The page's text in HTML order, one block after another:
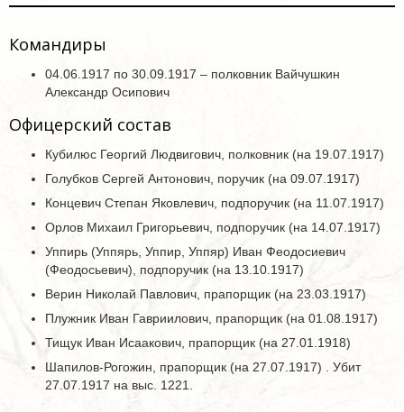
Командиры
04.06.1917 по 30.09.1917 – полковник Вайчушкин
Александр Осипович
Офицерский состав
Кубилюс Георгий Людвигович, полковник (на 19.07.1917)
Голубков Сергей Антонович, поручик (на 09.07.1917)
Концевич Степан Яковлевич, подпоручик (на 11.07.1917)
Орлов Михаил Григорьевич, подпоручик (на 14.07.1917)
Уппирь (Уппярь, Уппир, Уппяр) Иван Феодосиевич
(Феодосьевич), подпоручик (на 13.10.1917)
Верин Николай Павлович, прапорщик (на 23.03.1917)
Плужник Иван Гавриилович, прапорщик (на 01.08.1917)
Тищук Иван Исаакович, прапорщик (на 27.01.1918)
Шапилов-Рогожин, прапорщик (на 27.07.1917) . Убит
27.07.1917 на выс. 1221.